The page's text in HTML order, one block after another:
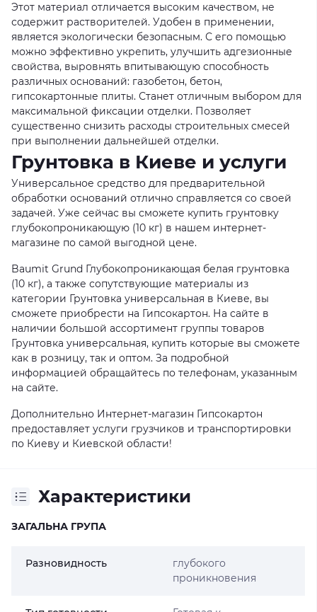
Этот материал отличается высоким качеством, не
содержит растворителей. Удобен в применении,
является экологически безопасным. С его помощью
можно эффективно укрепить, улучшить адгезионные
свойства, выровнять впитывающую способность
различных оснований: газобетон, бетон,
гипсокартонные плиты. Станет отличным выбором для
максимальной фиксации отделки. Позволяет
существенно снизить расходы строительных смесей
при выполнении дальнейшей отделки.
Грунтовка в Киеве и услуги
Универсальное средство для предварительной
обработки оснований отлично справляется со своей
задачей. Уже сейчас вы сможете купить грунтовку
глубокопроникающую (10 кг) в нашем интернет-
магазине по самой выгодной цене.
Baumit Grund Глубокопроникающая белая грунтовка
(10 кг), а также сопутствующие материалы из
категории Грунтовка универсальная в Киеве, вы
сможете приобрести на Гипсокартон. На сайте в
наличии большой ассортимент группы товаров
Грунтовка универсальная, купить которые вы сможете
как в розницу, так и оптом. За подробной
информацией обращайтесь по телефонам, указанным
на сайте.
Дополнительно Интернет-магазин Гипсокартон
предоставляет услуги грузчиков и транспортировки
по Киеву и Киевской области!
Характеристики
ЗАГАЛЬНА ГРУПА
Разновидность
глубокого
проникновения